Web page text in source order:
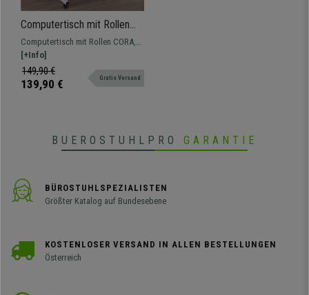
Computertisch mit Rollen
CORA, höhenverstellbar,
Metall und Holz, Farbe Weiß
Computertisch mit Rollen CORA,
höhenverstellbar, Metall und Holz,
Farbe Weiß
[+Info]
149,90 €
139,90 € Gratis Versand
BUEROSTUHLPRO GARANTIE
BÜROSTUHLSPEZIALISTEN
Größter Katalog auf Bundesebene
KOSTENLOSER VERSAND IN ALLEN BESTELLUNGEN
Österreich